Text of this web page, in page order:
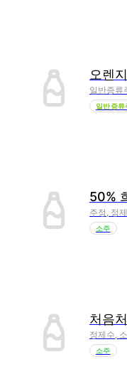
오렌
일반증류
일반증류
50%
주정, 정
소주
처음
정제수,
소주